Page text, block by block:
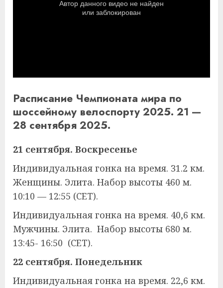
Расписание Чемпионата мира по
шоссейному велоспорту 2025. 21 —
28 сентября 2025.
21 сентября. Воскресенье
Индивидуальная гонка на время. 31.2 км.
Женщины. Элита. Набор высоты 460 м.
10:10 — 12:55 (CET).
Индивидуальная гонка на время. 40,6 км.
Мужчины. Элита. Набор высоты 680 м.
13:45- 16:50 (CET).
22 сентября. Понедельник
Индивидуальная гонка на время. 22,6 км.